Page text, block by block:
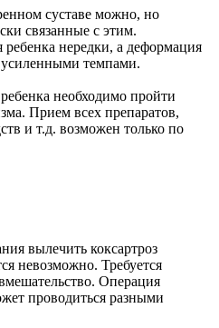
суставе можно, но
связанные с этим.
нередки, а деформация
темпами.
необходимо пройти
Прием всех препаратов,
и т.д. возможен только по
вылечить коксартроз
невозможно. Требуется
Операция
проводиться разными